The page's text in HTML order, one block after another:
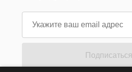
Подписаться